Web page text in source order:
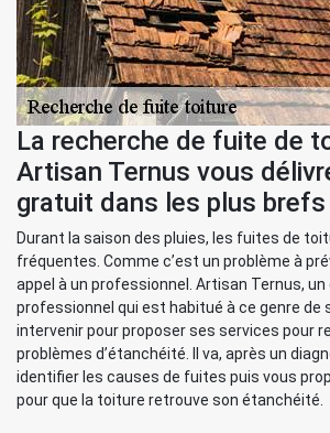
La recherche de fuite de
Artisan Ternus vous
gratuit dans les plus
Durant la saison des pluies, les fuites de
fréquentes. Comme c’est un problème à
appel à un professionnel. Artisan Ternus, un
professionnel qui est habitué à ce genre de
intervenir pour proposer ses services pour
problèmes d’étanchéité. Il va, après un
identifier les causes de fuites puis vous
pour que la toiture retrouve son étanchéité.